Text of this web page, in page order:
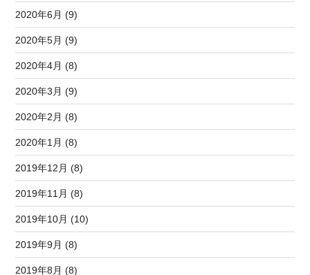
2020年6月 (9)
2020年5月 (9)
2020年4月 (8)
2020年3月 (9)
2020年2月 (8)
2020年1月 (8)
2019年12月 (8)
2019年11月 (8)
2019年10月 (10)
2019年9月 (8)
2019年8月 (8)